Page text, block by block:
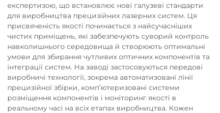
експертизою, що встановлює нові галузеві стандарти
для виробництва прецизійних лазерних систем. Ця
присвяченість якості починається з найсучасніших
чистих приміщень, які забезпечують суворий контроль
навколишнього середовища й створюють оптимальні
умови для збирання чутливих оптичних компонентів та
інтеграції систем. На заводі застосовуються передові
виробничі технології, зокрема автоматизовані лінії
прецизійної збірки, комп’ютеризовані системи
розміщення компонентів і моніторинг якості в
реальному часі на всіх етапах виробництва. Кожен